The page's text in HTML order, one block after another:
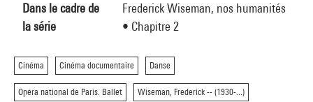
Dans le cadre de
la série
Frederick Wiseman, nos humanités
• Chapitre 2
Cinéma Cinéma documentaire Danse
Opéra national de Paris. Ballet Wiseman, Frederick -- (1930-...)